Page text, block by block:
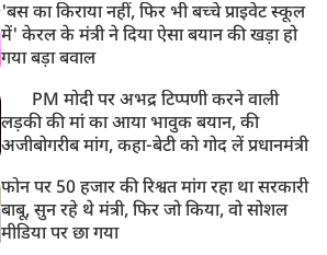
'बस का किराया नहीं, फिर भी बच्चे प्राइवेट स्कूल
में' केरल के मंत्री ने दिया ऐसा बयान की खड़ा हो
गया बड़ा बवाल
PM मोदी पर अभद्र टिप्पणी करने वाली
लड़की की मां का आया भावुक बयान, की
अजीबोगरीब मांग, कहा-बेटी को गोद लें प्रधानमंत्री
फोन पर 50 हजार की रिश्वत मांग रहा था सरकारी
बाबू, सुन रहे थे मंत्री, फिर जो किया, वो सोशल
मीडिया पर छा गया